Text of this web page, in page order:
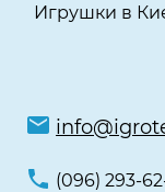
Игрушки в
(096) 293-